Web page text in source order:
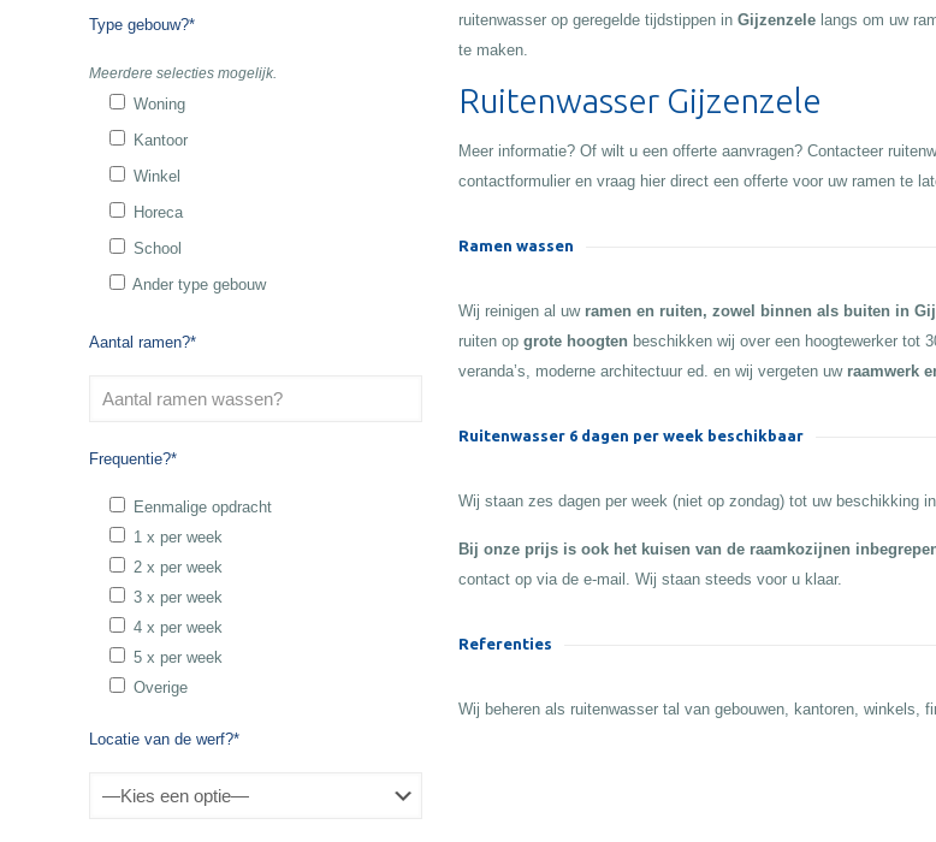
Type gebouw?*
Meerdere selecties mogelijk.
Woning
Kantoor
Winkel
Horeca
School
Ander type gebouw
Aantal ramen?*
Frequentie?*
Eenmalige opdracht
1 x per week
2 x per week
3 x per week
4 x per week
5 x per week
Overige
Locatie van de werf?*
ruitenwasser op geregelde tijdstippen in Gijzenzelelangs om uw
te maken.
Ruitenwasser Gijzenzele
Meer informatie? Of wilt u een offerte aanvragen? Contacteer
contactformulier en vraag hier direct een offerte voor uw ramen te
Ramen wassen
Wij reinigen al uw ramen en ruiten, zowel binnen als buiten in
ruiten op grote hoogten beschikken wij over een hoogtewerker tot
veranda’s, moderne architectuur ed. en wij vergeten uw raamwerk
Ruitenwasser 6 dagen per week beschikbaar
Wij staan zes dagen per week (niet op zondag) tot uw beschikking
Bij onze prijs is ook het kuisen van de raamkozijnen
contact op via de e-mail. Wij staan steeds voor u klaar.
Referenties
Wij beheren als ruitenwasser tal van gebouwen, kantoren, winkels,